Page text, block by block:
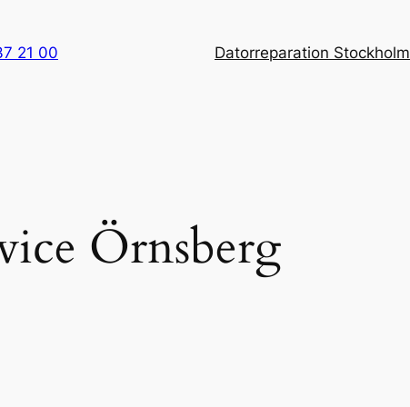
21 00 Datorreparation Stockholm
Örnsberg